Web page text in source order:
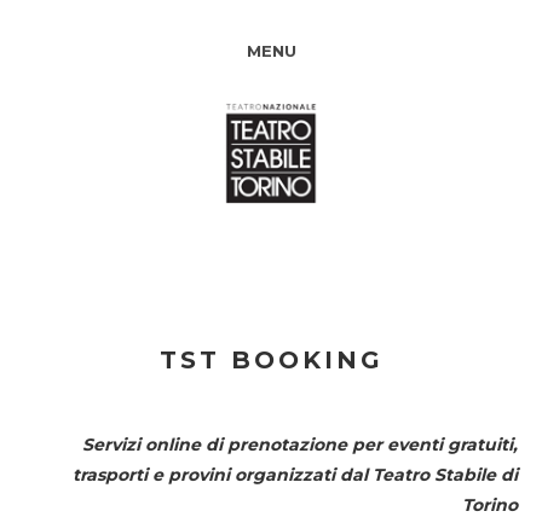
MENU
TST BOOKING
Servizi online di prenotazione per eventi gratuiti,
trasporti e provini organizzati dal Teatro Stabile di
Torino